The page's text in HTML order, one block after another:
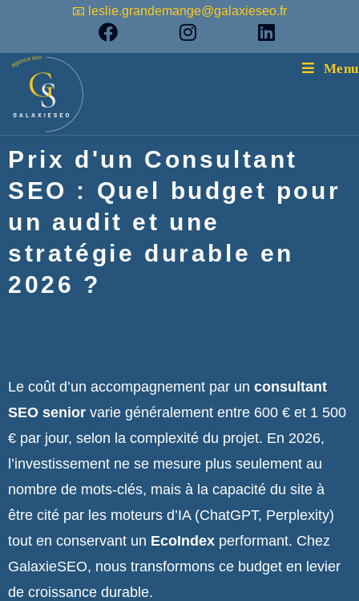
📧 leslie.grandemange@galaxieseo.fr
Menu
Prix d'un Consultant
SEO : Quel budget pour
un audit et une
stratégie durable en
2026 ?
Le coût d’un accompagnement par un consultant
SEO senior varie généralement entre 600 € et 1 500
€ par jour, selon la complexité du projet. En 2026,
l’investissement ne se mesure plus seulement au
nombre de mots-clés, mais à la capacité du site à
être cité par les moteurs d’IA (ChatGPT, Perplexity)
tout en conservant un EcoIndex performant. Chez
GalaxieSEO, nous transformons ce budget en levier
de croissance durable.